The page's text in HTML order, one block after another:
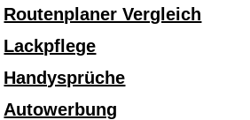
Routenplaner Vergleich
Lackpflege
Handysprüche
Autowerbung